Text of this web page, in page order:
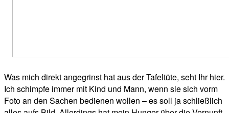
Was mich direkt angegrinst hat aus der Tafeltüte, seht Ihr hier.
Ich schimpfe immer mit Kind und Mann, wenn sie sich vorm
Foto an den Sachen bedienen wollen – es soll ja schließlich